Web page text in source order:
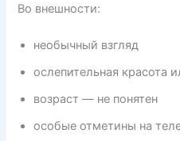
Во внешности:
необычный взгляд
ослепительная красота
возраст — не понятен
особые отметины на